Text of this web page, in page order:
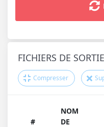
FICHIERS DE SORTIE
Compresser
#
NOM
DE